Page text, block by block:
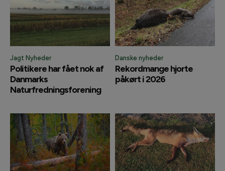
Jagt Nyheder
Politikere har fået nok af
Danmarks
Naturfredningsforening
Danske nyheder
Rekordmange hjorte
påkørt i 2026